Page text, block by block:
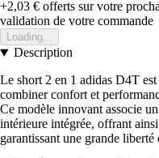
+2,03 € offerts sur votre
validation de votre commande
Loading...
Description
Le short 2 en 1 adidas D4T
combiner confort et
Ce modèle innovant associe
intérieure intégrée, offrant
garantissant une grande liberté